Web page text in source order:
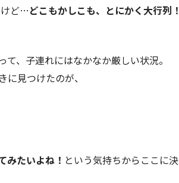
けど…どこもかしこも、とにかく大行列！
て、子連れにはなかなか厳しい状況。
見つけたのが、
みたいよね！ という気持ちからここに決